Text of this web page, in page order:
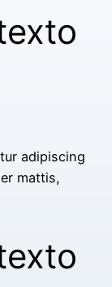
adipiscing
mattis,